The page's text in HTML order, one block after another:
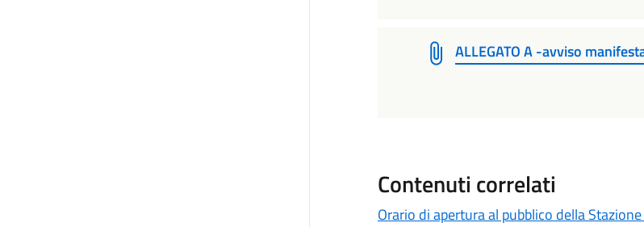
ALLEGATO A -avviso
Contenuti correlati
Orario di apertura al pubblico della